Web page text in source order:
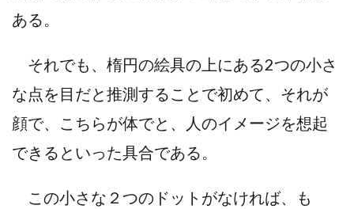
ある。
それでも、楕円の絵具の上にある2つの小さ
な点を目だと推測することで初めて、それが
顔で、こちらが体でと、人のイメージを想起
できるといった具合である。
この小さな２つのドットがなければ、も